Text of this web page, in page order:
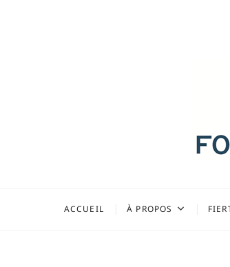
ACCUEIL À PROPOS